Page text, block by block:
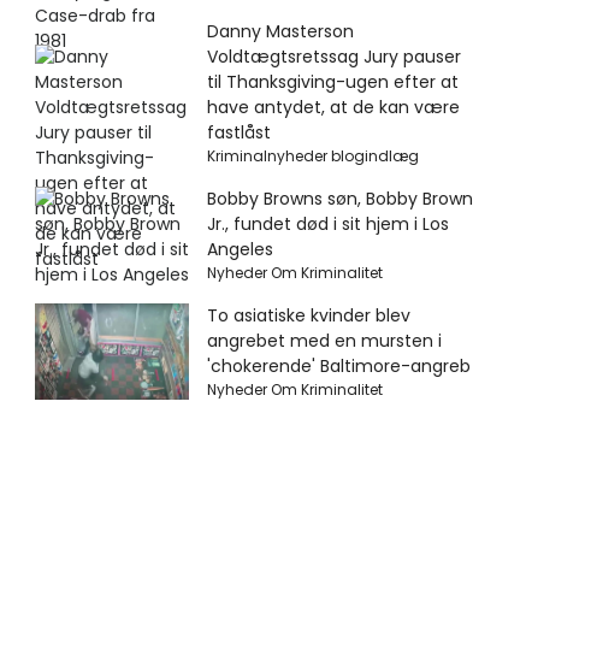
Danny Masterson
Voldtægtsretssag Jury pauser
til Thanksgiving-ugen efter at
have antydet, at de kan være
fastlåst
Kriminalnyheder blogindlæg
Bobby Browns søn, Bobby Brown
Jr., fundet død i sit hjem i Los
Angeles
Nyheder Om Kriminalitet
To asiatiske kvinder blev
angrebet med en mursten i
'chokerende' Baltimore-angreb
Nyheder Om Kriminalitet